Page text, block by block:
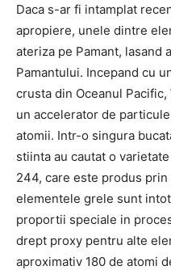
Daca s-ar fi intamplat
apropiere, unele dintre
ateriza pe Pamant, lasand
Pamantului. Incepand cu
crusta din Oceanul
un accelerator de
atomii. Intr-o singura
stiinta au cautat o
244, care este produs
elementele grele sunt
proportii speciale in
drept proxy pentru alte
aproximativ 180 de atomi